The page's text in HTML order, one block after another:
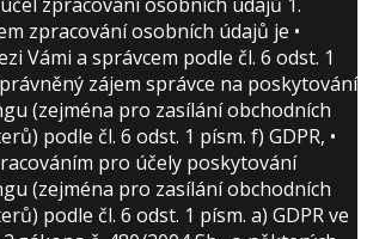
zpracování osobních údajů je •
Vámi a správcem podle čl. 6 odst. 1
zájem správce na poskytování
(zejména pro zasílání obchodních
podle čl. 6 odst. 1 písm. f) GDPR, •
pro účely poskytování
(zejména pro zasílání obchodních
podle čl. 6 odst. 1 písm. a) GDPR ve